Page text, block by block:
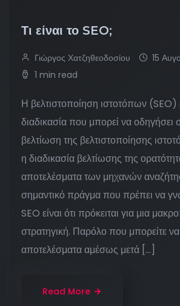
Τι είναι το SEO;
Γιώργος Χατζηθεοδοσίου
15
1 min read
Η βελτιστοποίηση ιστοτόπων (SEO)
διαδικασία που μπορεί να οδηγήσει
βελτίωση της βελτιστοποίησης
η διαδικασία βελτίωσης της
αποτελέσματα των μηχανών
σημαντικό πράγμα που πρέπει να
SEO είναι ότι πρόκειται για μια
στρατηγική. Παρόλο που μπορείτε να
αποτελέσματα αμέσως μετά […]
Read More